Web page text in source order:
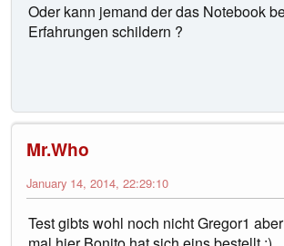
Oder kann jemand der das Notebook
Erfahrungen schildern ?
Mr.Who
January 14, 2014, 22:29:10
Test gibts wohl noch nicht Gregor1